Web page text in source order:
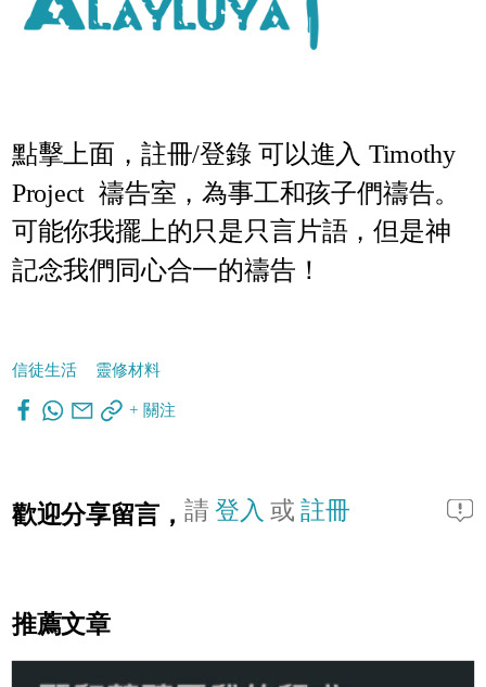
點擊上面，註冊/登錄 可以進入 Timothy
Project 禱告室 ，為事工和孩子們禱告。
可能你我擺上的只是只言片語，但是神
記念我們同心合一的禱告！
信徒生活 靈修材料
+ 關注
歡迎分享留言， 請登入 或註冊
推薦文章